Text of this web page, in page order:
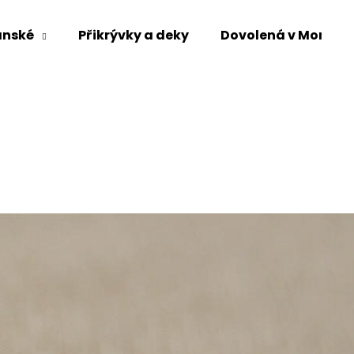
Přikrývky a deky Dovolená v
Doporučujeme